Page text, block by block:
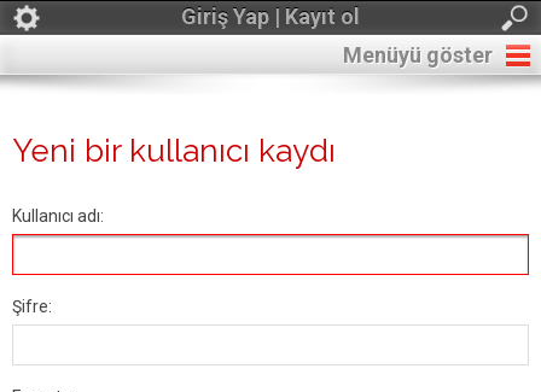
Giriş Yap | Kayıt ol
Menüyü göster
Yeni bir kullanıcı kaydı
Kullanıcı adı:
Şifre: